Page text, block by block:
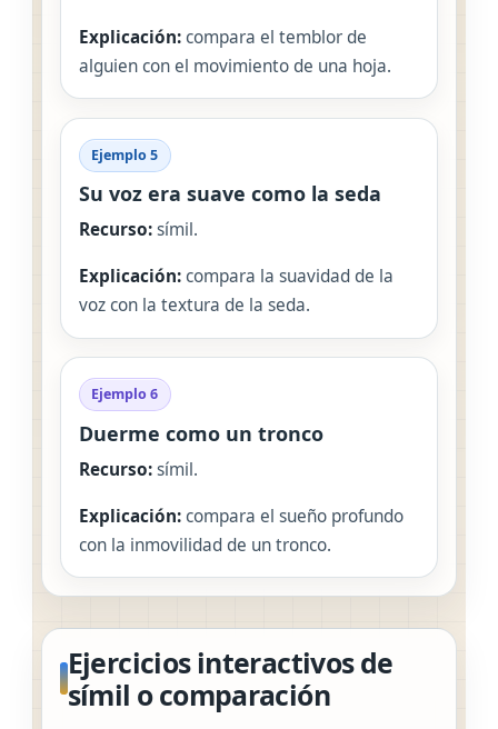
Explicación:compara el temblor de
alguien con el movimiento de una hoja.
Ejemplo 5
Su voz era suave como la seda
Recurso:símil.
Explicación:compara la suavidad de la
voz con la textura de la seda.
Ejemplo 6
Duerme como un tronco
Recurso:símil.
Explicación:compara el sueño profundo
con la inmovilidad de un tronco.
Ejercicios interactivos de
símil o comparación